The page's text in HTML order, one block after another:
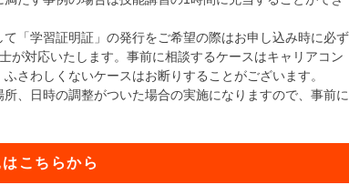
「学習証明証」の発行をご希望の際はお申し込み時に必ず
が対応いたします。事前に相談するケースはキャリアコン
さわしくないケースはお断りすることがございます。
、日時の調整がついた場合の実施になりますので、事前に
こちらから